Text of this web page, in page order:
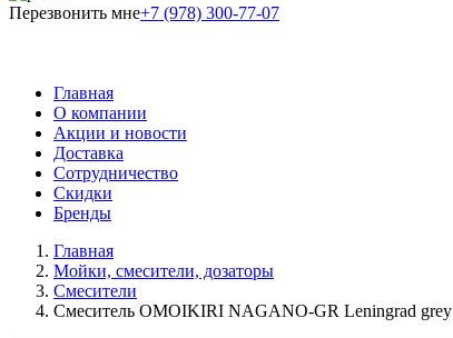
Перезвонить мне+7 (978) 300-77-07
Главная
О компании
Акции и новости
Доставка
Сотрудничество
Скидки
Бренды
Главная
Мойки, смесители, дозаторы
Смесители
Смеситель OMOIKIRI NAGANO-GR Leningrad grey